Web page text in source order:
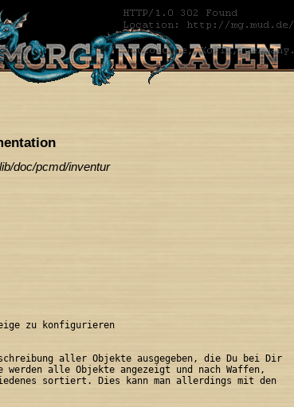
doc/pcmd/inventur
zu konfigurieren
aller Objekte ausgegeben, die Du bei Dir
werden alle Objekte angezeigt und nach Waffen,
sortiert. Dies kann man allerdings mit den